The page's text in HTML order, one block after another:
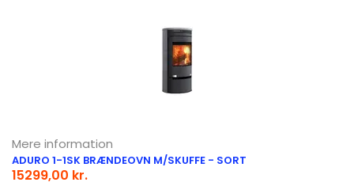
Mere information
ADURO 1-1SK BRÆNDEOVN M/SKUFFE - SORT
15299,00 kr.